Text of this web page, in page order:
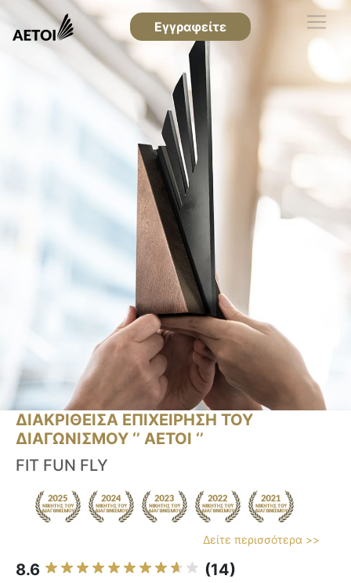
Εγγραφείτε
ΔΙΑΚΡΙΘΕΙΣΑ ΕΠΙΧΕΙΡΗΣΗ ΤΟΥ
ΔΙΑΓΩΝΙΣΜΟΥ ‘’ ΑΕΤΟΙ ‘’
FIT FUN FLY
Δείτε περισσότερα >>
8.6 (14)